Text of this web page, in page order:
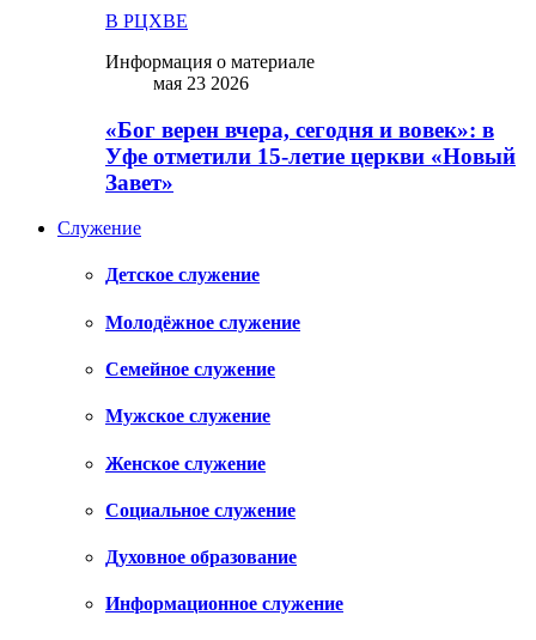
В РЦХВЕ
Информация о материале
мая 23 2026
«Бог верен вчера, сегодня и вовек»: в
Уфе отметили 15-летие церкви «Новый
Завет»
Служение
Детское служение
Молодёжное служение
Семейное служение
Мужское служение
Женское служение
Социальное служение
Духовное образование
Информационное служение